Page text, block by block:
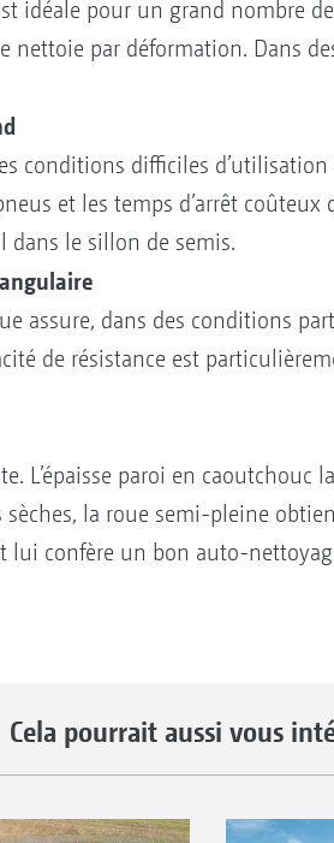
idéale pour un grand nombre
nettoie par déformation. Dans
conditions difficiles
et les temps d’arrêt
dans le sillon de semis.
assure, dans des conditions
de résistance est
L’épaisse paroi en caoutchouc
la roue semi-pleine
lui confère un bon auto-
Cela pourrait aussi vous